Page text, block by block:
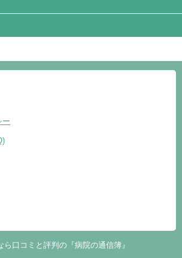
ー
ら口コミと評判の『病院の通信簿』